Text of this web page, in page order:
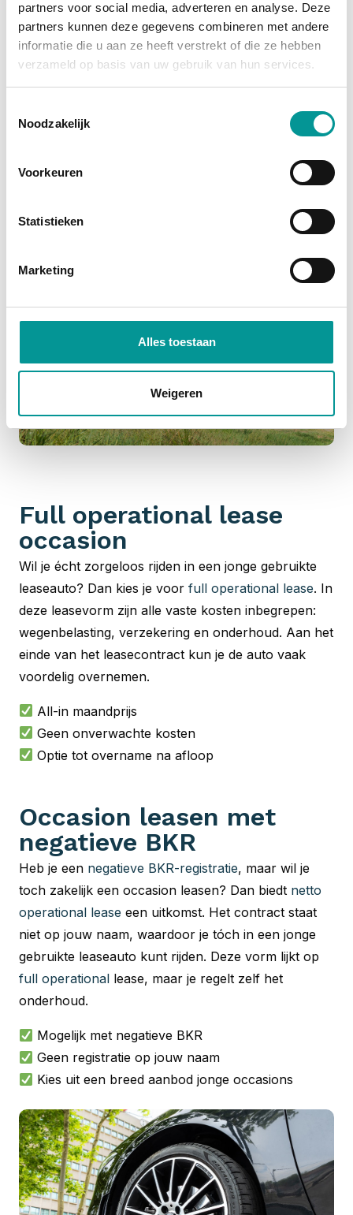
partners voor social media, adverteren en analyse. Deze
partners kunnen deze gegevens combineren met andere
informatie die u aan ze heeft verstrekt of die ze hebben
verzameld op basis van uw gebruik van hun services.
Noodzakelijk
Voorkeuren
Statistieken
Marketing
Alles toestaan
Weigeren
grootste afschrijving is al gedaan, en je profiteert
van
fiscale voordelenzoals investeringsaftrek en
btw-teruggave (bij een btw-auto). Je wordt namelijk
vrij houdt voor andere investeringen.
Full operational lease
occasion
Wil je écht zorgeloos rijden in een jonge gebruikte
leaseauto? Dan kies je voor full operational lease. In
deze leasevorm zijn alle vaste kosten inbegrepen:
wegenbelasting, verzekering en onderhoud. Aan het
einde van het leasecontract kun je de auto vaak
voordelig overnemen.
All-in maandprijs
Geen onverwachte kosten
Optie tot overname na afloop
Occasion leasen met
negatieve BKR
Heb je een negatieve BKR-registratie, maar wil je
toch zakelijk een occasion leasen? Dan biedt netto
operational lease een uitkomst. Het contract staat
niet op jouw naam, waardoor je tóch in een jonge
gebruikte leaseauto kunt rijden. Deze vorm lijkt op
full operational lease, maar je regelt zelf het
onderhoud.
Mogelijk met negatieve BKR
Geen registratie op jouw naam
Kies uit een breed aanbod jonge occasions